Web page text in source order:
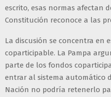
escrito, esas normas afectan
Constitución reconoce a las
La discusión se concentra en
coparticipable. La Pampa
parte de los fondos
entrar al sistema automático
Nación no podría retenerlo